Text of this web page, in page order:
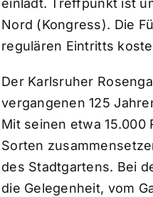
Nord (Kongress). Die
regulären Eintritts
Der Karlsruher
vergangenen 125
Mit seinen etwa 15.000
Sorten
des Stadtgartens. Bei
die Gelegenheit, vom